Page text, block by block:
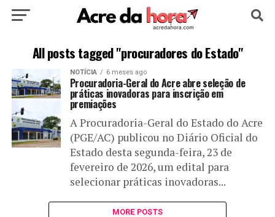
HOME POLÍTICA CULTURA ESPORTE
EDUCAÇÃO NOTÍCIA MUNDO
All posts tagged "procuradores do Estado"
NOTÍCIA 6 meses ago
Procuradoria-Geral do Acre abre seleção de
práticas inovadoras para inscrição em
premiações
A Procuradoria-Geral do Estado do Acre
(PGE/AC) publicou no Diário Oficial do
Estado desta segunda-feira, 23 de
fevereiro de 2026, um edital para
selecionar práticas inovadoras...
MORE POSTS